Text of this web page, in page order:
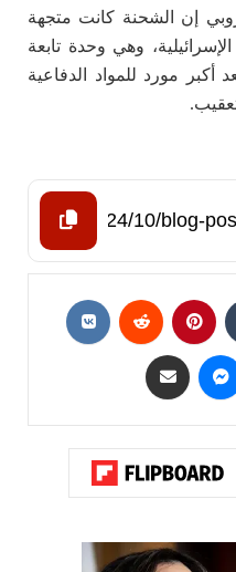
إن الشحنة كانت متجهة
وهي وحدة تابعة
مورد للمواد الدفاعية